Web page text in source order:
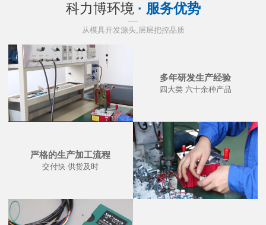
科力博环境 · 服务优势
从模具开发源头,层层把控品质
多年研发生产经验
四大类 六十余种产品
严格的生产加工流程
交付快 供货及时